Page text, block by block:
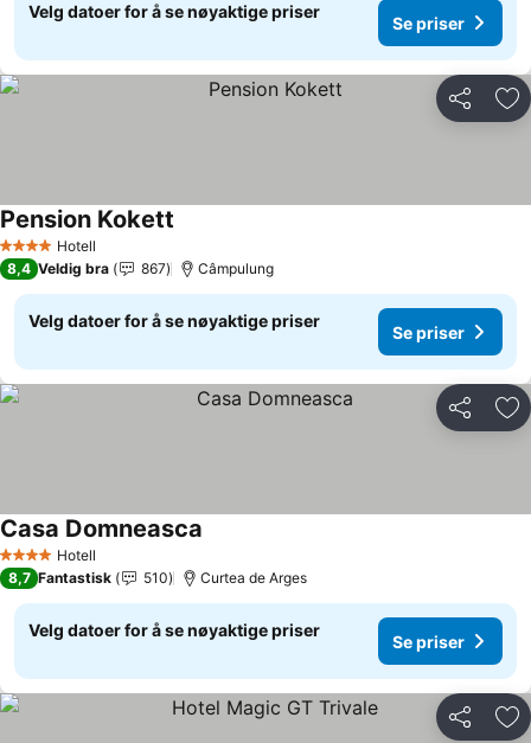
Velg datoer for å se nøyaktige priser
Se priser
Del
4 StjernerHotell
Pension Kokett
8,4 Veldig bra 867 Câmpulung
Velg datoer for å se nøyaktige priser
Se priser
Del
4 StjernerHotell
Casa Domneasca
8,7 Fantastisk 510 Curtea de Arges
Velg datoer for å se nøyaktige priser
Se priser
Del